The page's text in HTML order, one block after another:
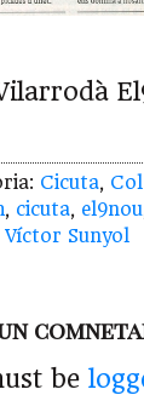
Cicuta,
, cicuta, el9nou
Víctor Sunyol
be